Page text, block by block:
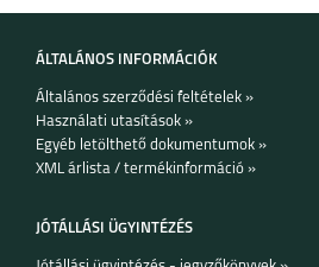
ÁLTALÁNOS INFORMÁCIÓK
Általános szerződési feltételek »
Használati utasítások »
Egyéb letölthető dokumentumok »
XML árlista / termékinformáció »
JÓTÁLLÁSI ÜGYINTÉZÉS